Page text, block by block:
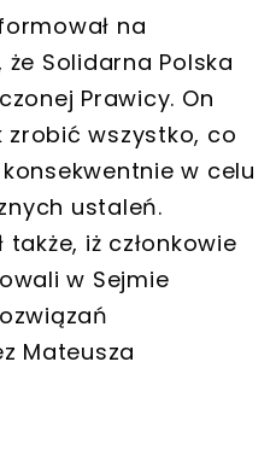
na
Solidarna Polska
Prawicy. On
wszystko, co
w celu
ustaleń.
iż członkowie
w Sejmie
Mateusza